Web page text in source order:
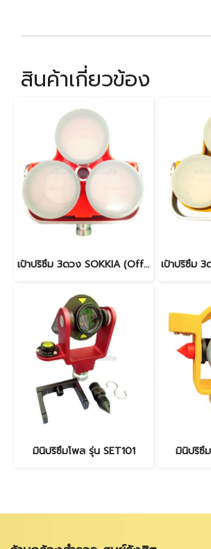
สินค้าเกี่ยวข้อง
เป้าปริซึม 3ดวง SOKKIA (Offset 0mm)
มินิปริซึมโพล รุ่น SET101 มินิปริซึ